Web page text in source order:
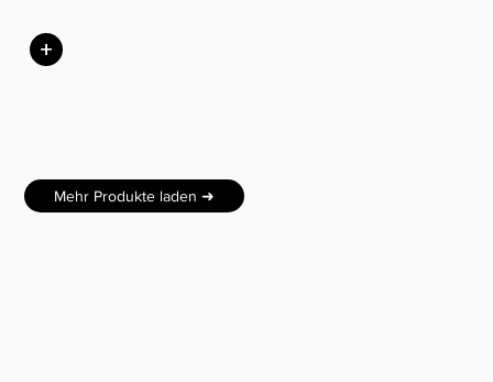
+
Mehr Produkte laden ➜